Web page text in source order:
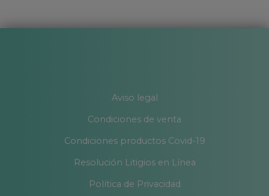
Aviso legal
Condiciones de venta
Condiciones productos Covid-19
Resolución Litigios en Línea
Política de Privacidad